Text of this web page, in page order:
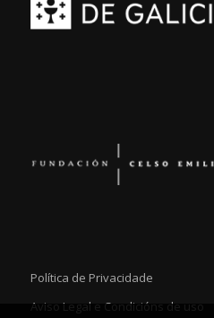
Política de Privacidade
Aviso Legal e Condicións de uso